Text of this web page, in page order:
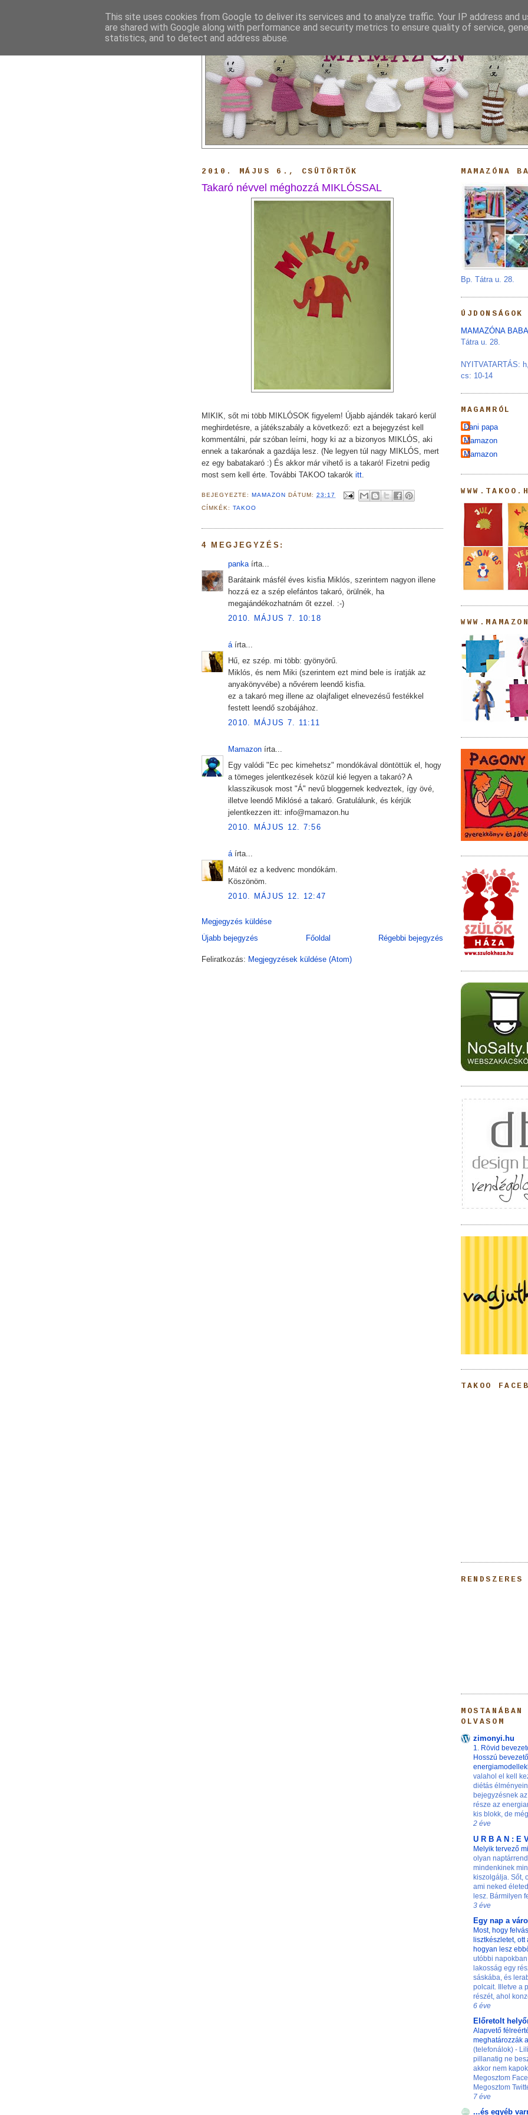
MAMAZON
2010. MÁJUS 6., CSÜTÖRTÖK
Takaró névvel méghozzá MIKLÓSSAL
MIKIK, sőt mi több MIKLÓSOK figyelem! Újabb ajándék takaró kerül
meghirdetésre, a játékszabály a következő: ezt a bejegyzést kell
kommentálni, pár szóban leírni, hogy ki az a bizonyos MIKLÓS, aki
ennek a takarónak a gazdája lesz. (Ne legyen túl nagy MIKLÓS, mert
ez egy babatakaró :) És akkor már vihető is a takaró! Fizetni pedig
most sem kell érte. További TAKOO takarók itt.
BEJEGYEZTE:MAMAZON DÁTUM:23:17
CÍMKÉK:TAKOO
4 MEGJEGYZÉS:
pankaírta...
Barátaink másfél éves kisfia Miklós, szerintem nagyon illene
hozzá ez a szép elefántos takaró, örülnék, ha
megajándékozhatnám őt ezzel. :-)
2010. MÁJUS 7. 10:18
áírta...
Hű, ez szép. mi több: gyönyörű.
Miklós, és nem Miki (szerintem ezt mind bele is íratják az
anyakönyvébe) a nővérem leendő kisfia.
ez a takaró meg illene az olajfaliget elnevezésű festékkel
festett leendő szobájához.
2010. MÁJUS 7. 11:11
Mamazon írta...
Egy valódi "Ec pec kimehetsz" mondókával döntöttük el, hogy
a tömeges jelentkezések közül kié legyen a takaró? A
klasszikusok most "Á" nevű bloggernek kedveztek, így övé,
illetve leendő Miklósé a takaró. Gratulálunk, és kérjük
jelentkezzen itt: info@mamazon.hu
2010. MÁJUS 12. 7:56
áírta...
Mától ez a kedvenc mondókám.
Köszönöm.
2010. MÁJUS 12. 12:47
Megjegyzés küldése
Újabb bejegyzés
Régebbi bejegyzés
Főoldal
Feliratkozás: Megjegyzések küldése (Atom)
MAMAZÓNA
Bp. Tátra u. 28.
ÚJDONSÁGOK
MAMAZÓNA
Tátra u. 28.
NYITVATARTÁS:
cs: 10-14
MAGAMRÓL
Dani papa
Mamazon
Mamazon
TAKOO
OLVASOM
zimonyi.hu
1. Rövid
Hosszú bevezető
valahol el kell
diétás
bejegyzésnek
része az
kis blokk, de
2 éve
U R B A N : E
Melyik tervező
olyan
mindenkinek
kiszolgálja. Sőt,
ami neked
lesz. Bármilyen
3 éve
Egy nap a
Most, hogy
lisztkészletet, ott
hogyan lesz
utóbbi
lakosság egy
sáskába, és
polcait. Illetve a
részét, ahol
6 éve
Előretolt
Alapvető
meghatározzák
(telefonálok) -
pillanatig ne
akkor nem
Megosztom
Megosztom
7 éve
...és egyéb
This site uses cookies from Google to deliver its services and to analyze traffic. Your IP address and
are shared with Google along with performance and security metrics to ensure quality of service,
statistics, and to detect and address abuse.